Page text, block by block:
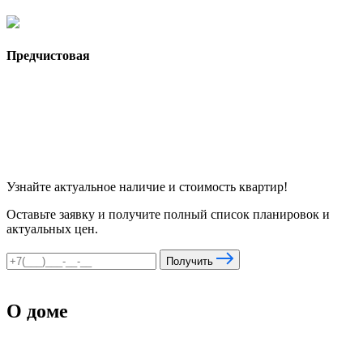
Предчистовая
Узнайте актуальное наличие и стоимость квартир!
Оставьте заявку и получите полный список планировок и
актуальных цен.
Получить
О доме